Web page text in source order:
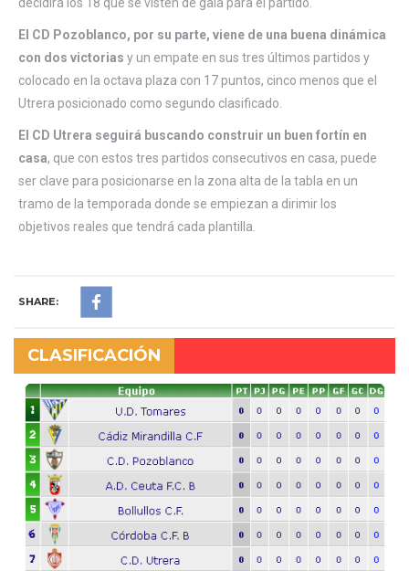
decidirá los 18 que se visten de gala para el partido.
El CD Pozoblanco, por su parte, viene de una buena dinámica
con dos victorias y un empate en sus tres últimos partidos y
colocado en la octava plaza con 17 puntos, cinco menos que el
Utrera posicionado como segundo clasificado.
El CD Utrera seguirá buscando construir un buen fortín en
casa, que con estos tres partidos consecutivos en casa, puede
ser clave para posicionarse en la zona alta de la tabla en un
tramo de la temporada donde se empiezan a dirimir los
objetivos reales que tendrá cada plantilla.
SHARE:
CLASIFICACIÓN